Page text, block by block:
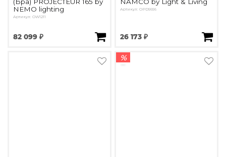
(Бра) PROJECTEUR 165 by
NEMO lighting
Артикул: OW1211
82 099 ₽
NAMCO by Light & Living
Артикул: OPD5656
26 173 ₽
%